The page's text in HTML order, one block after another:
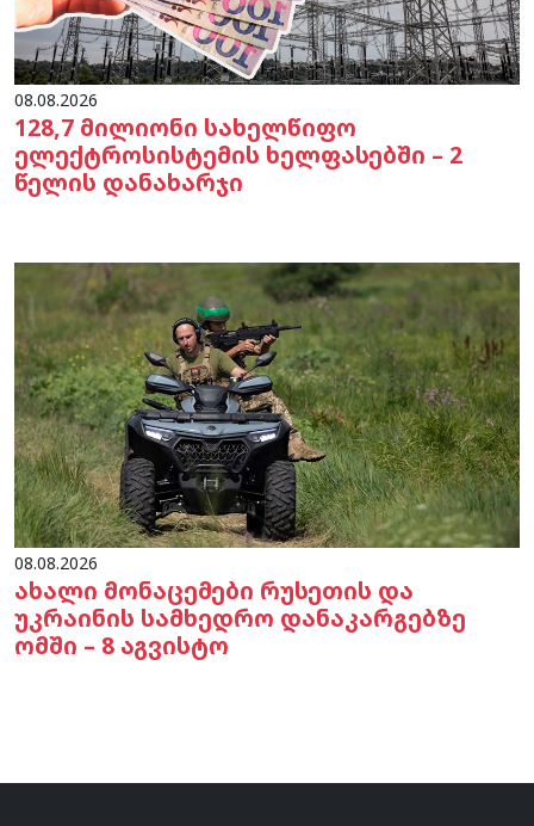
08.08.2026
128,7 მილიონი სახელწიფო
ელექტროსისტემის ხელფასებში – 2
წელის დანახარჯი
08.08.2026
ახალი მონაცემები რუსეთის და
უკრაინის სამხედრო დანაკარგებზე
ომში – 8 აგვისტო